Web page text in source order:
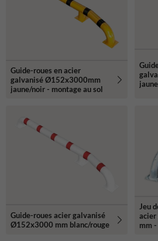
aménagements routiers. Solutions
meilleure gestion des espaces de
Guide-roues en acier
galvanisé Ø152x3000mm
jaune/noir - montage au sol
Guide-roues acier galvanisé
Ø152x3000 mm blanc/rouge
Jeu
mm